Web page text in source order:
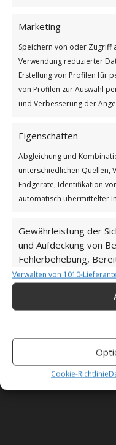
Marketing
Speichern von oder Zugriff
Verwendung reduzierter
Erstellung von Profilen für
von Profilen zur Auswahl
und Verbesserung der
Eigenschaften
Abgleichung und
unterschiedlichen Quellen,
Endgeräte, Identifikation
automatisch übermittelter
Gewährleistung der
und Aufdeckung von
Fehlerbehebung,
von Werbung und
Verwalten von 1010-
Cookie-Richtlinie
Unsere